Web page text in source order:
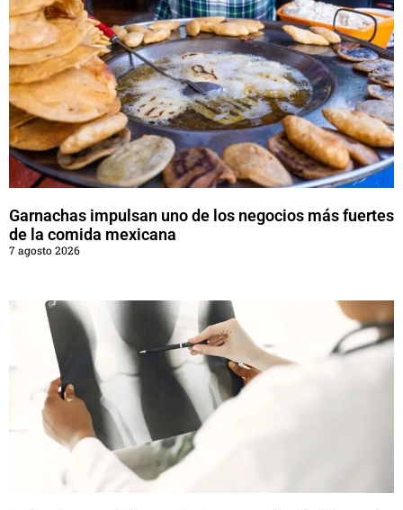
Garnachas impulsan uno de los negocios más fuertes
de la comida mexicana
7 agosto 2026